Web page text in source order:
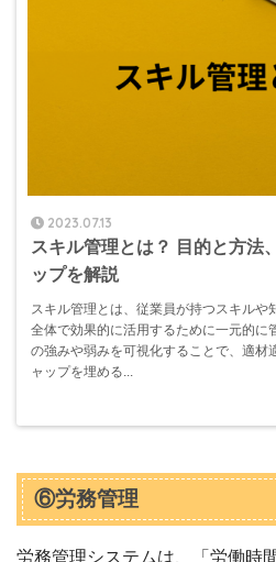
2023.07.13
スキル管理とは？ 目的と方法
ップを解説
スキル管理とは、従業員が持つスキルや
全体で効果的に活用するために一元的に
の強みや弱みを可視化することで、適材
ャップを埋める...
⑥労務管理
労務管理システムは、「労働時